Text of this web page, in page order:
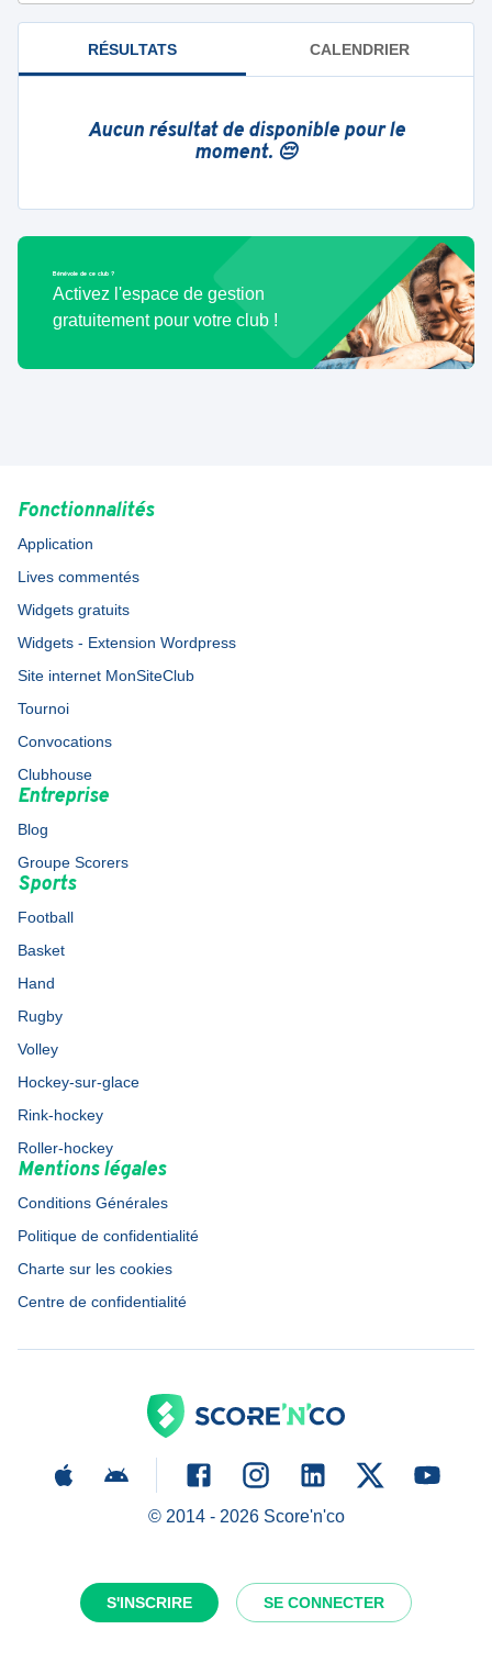
S'INSCRIRE SE CONNECTER
RÉSULTATS CALENDRIER
Aucun résultat de disponible pour le
moment. 😔
Bénévole de ce club ?
Activez l'espace de gestion
gratuitement pour votre club !
Fonctionnalités
Application
Lives commentés
Widgets gratuits
Widgets - Extension Wordpress
Site internet MonSiteClub
Tournoi
Convocations
Clubhouse
Entreprise
Blog
Groupe Scorers
Sports
Football
Basket
Hand
Rugby
Volley
Hockey-sur-glace
Rink-hockey
Roller-hockey
Mentions légales
Conditions Générales
Politique de confidentialité
Charte sur les cookies
Centre de confidentialité
© 2014 - 2026Score'n'co